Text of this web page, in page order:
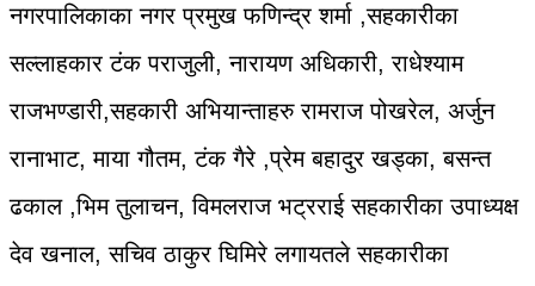
नगरपालिकाका नगर प्रमुख फणिन्द्र शर्मा ,सहकारीका
सल्लाहकार टंक पराजुली, नारायण अधिकारी, राधेश्याम
राजभण्डारी,सहकारी अभियान्ताहरु रामराज पोखरेल, अर्जुन
रानाभाट, माया गौतम, टंक गैरे ,प्रेम बहादुर खड्का, बसन्त
ढकाल ,भिम तुलाचन, विमलराज भट्रराई सहकारीका उपाध्यक्ष
देव खनाल, सचिव ठाकुर घिमिरे लगायतले सहकारीका